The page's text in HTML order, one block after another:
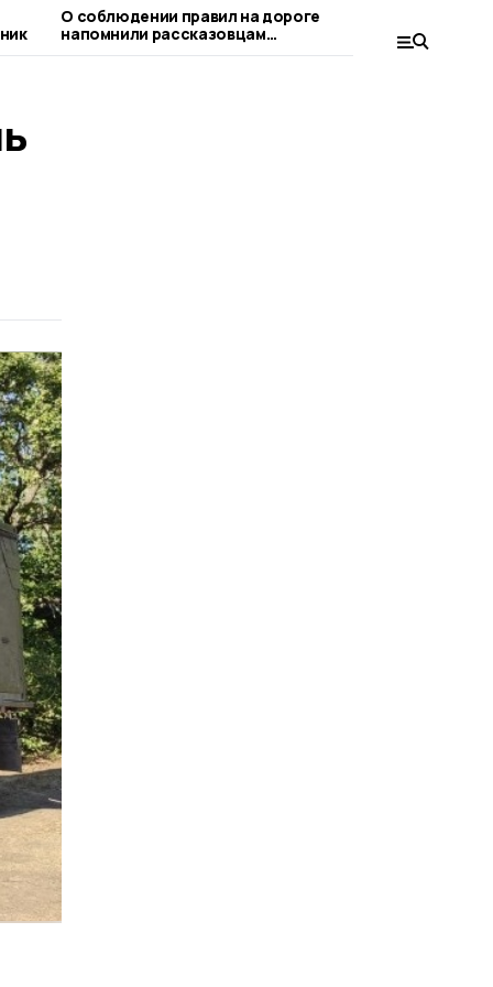
О соблюдении правил на дороге
напомнили рассказовцам
госавтоинспекторы и волонтёры
любимым